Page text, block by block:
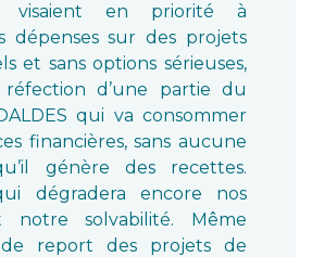
visaient en priorité à
dépenses sur des projets
et sans options sérieuses,
d’une partie du
qui va consommer
financières, sans aucune
génère des recettes.
dégradera encore nos
notre solvabilité. Même
de report des projets de